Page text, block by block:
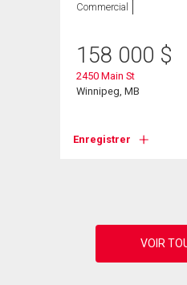
Commercial
158 000 $
2450 Main St
Winnipeg, MB
Enregistrer